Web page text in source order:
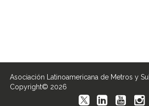
Asociación Latinoamericana de Metros y
Copyright© 2026